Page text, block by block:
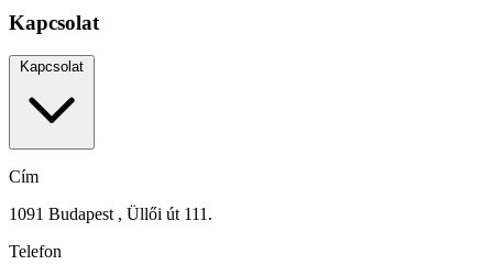
Kapcsolat
Kapcsolat
Cím
1091 Budapest , Üllői út 111.
Telefon